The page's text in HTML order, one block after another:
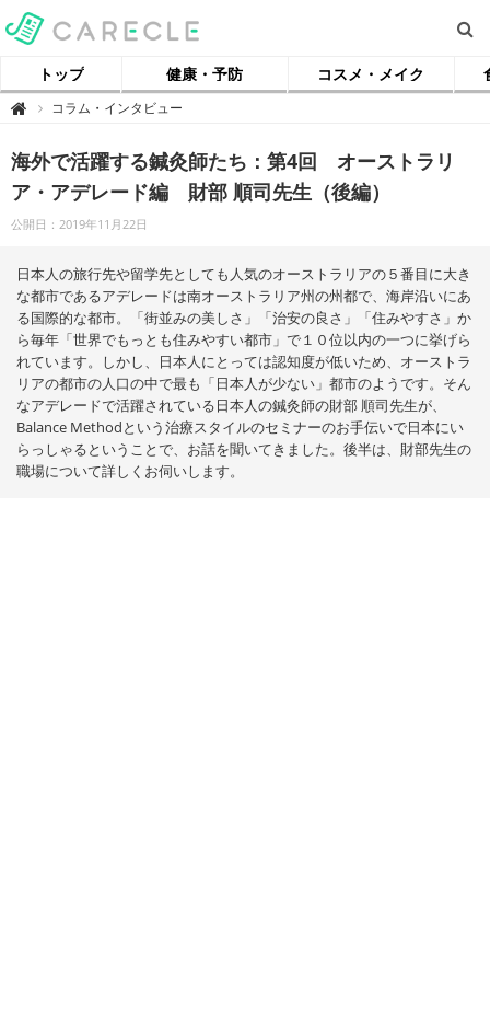
トップ 健康・予防 コスメ・メイク
 【
ル
】
コラム・インタビュー
海外で活躍する鍼灸師たち：第4回 オーストラリ
ア・アデレード編 財部 順司先生（後編）
公開日：2019年11月22日
日本人の旅行先や留学先としても人気のオーストラリアの５番目に大き
な都市であるアデレードは南オーストラリア州の州都で、海岸沿いにあ
る国際的な都市。「街並みの美しさ」「治安の良さ」「住みやすさ」か
ら毎年「世界でもっとも住みやすい都市」で１０位以内の一つに挙げら
れています。しかし、日本人にとっては認知度が低いため、オーストラ
リアの都市の人口の中で最も「日本人が少ない」都市のようです。そん
なアデレードで活躍されている日本人の鍼灸師の財部 順司先生が、
Balance Methodという治療スタイルのセミナーのお手伝いで日本にい
らっしゃるということで、お話を聞いてきました。後半は、財部先生の
職場について詳しくお伺いします。